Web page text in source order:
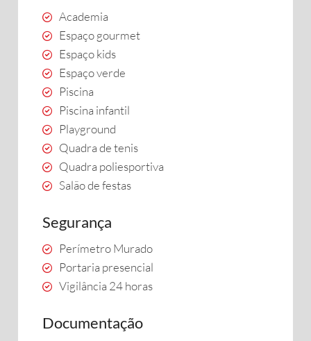
Academia
Espaço gourmet
Espaço kids
Espaço verde
Piscina
Piscina infantil
Playground
Quadra de tenis
Quadra poliesportiva
Salão de festas
Segurança
Perímetro Murado
Portaria presencial
Vigilância 24 horas
Documentação